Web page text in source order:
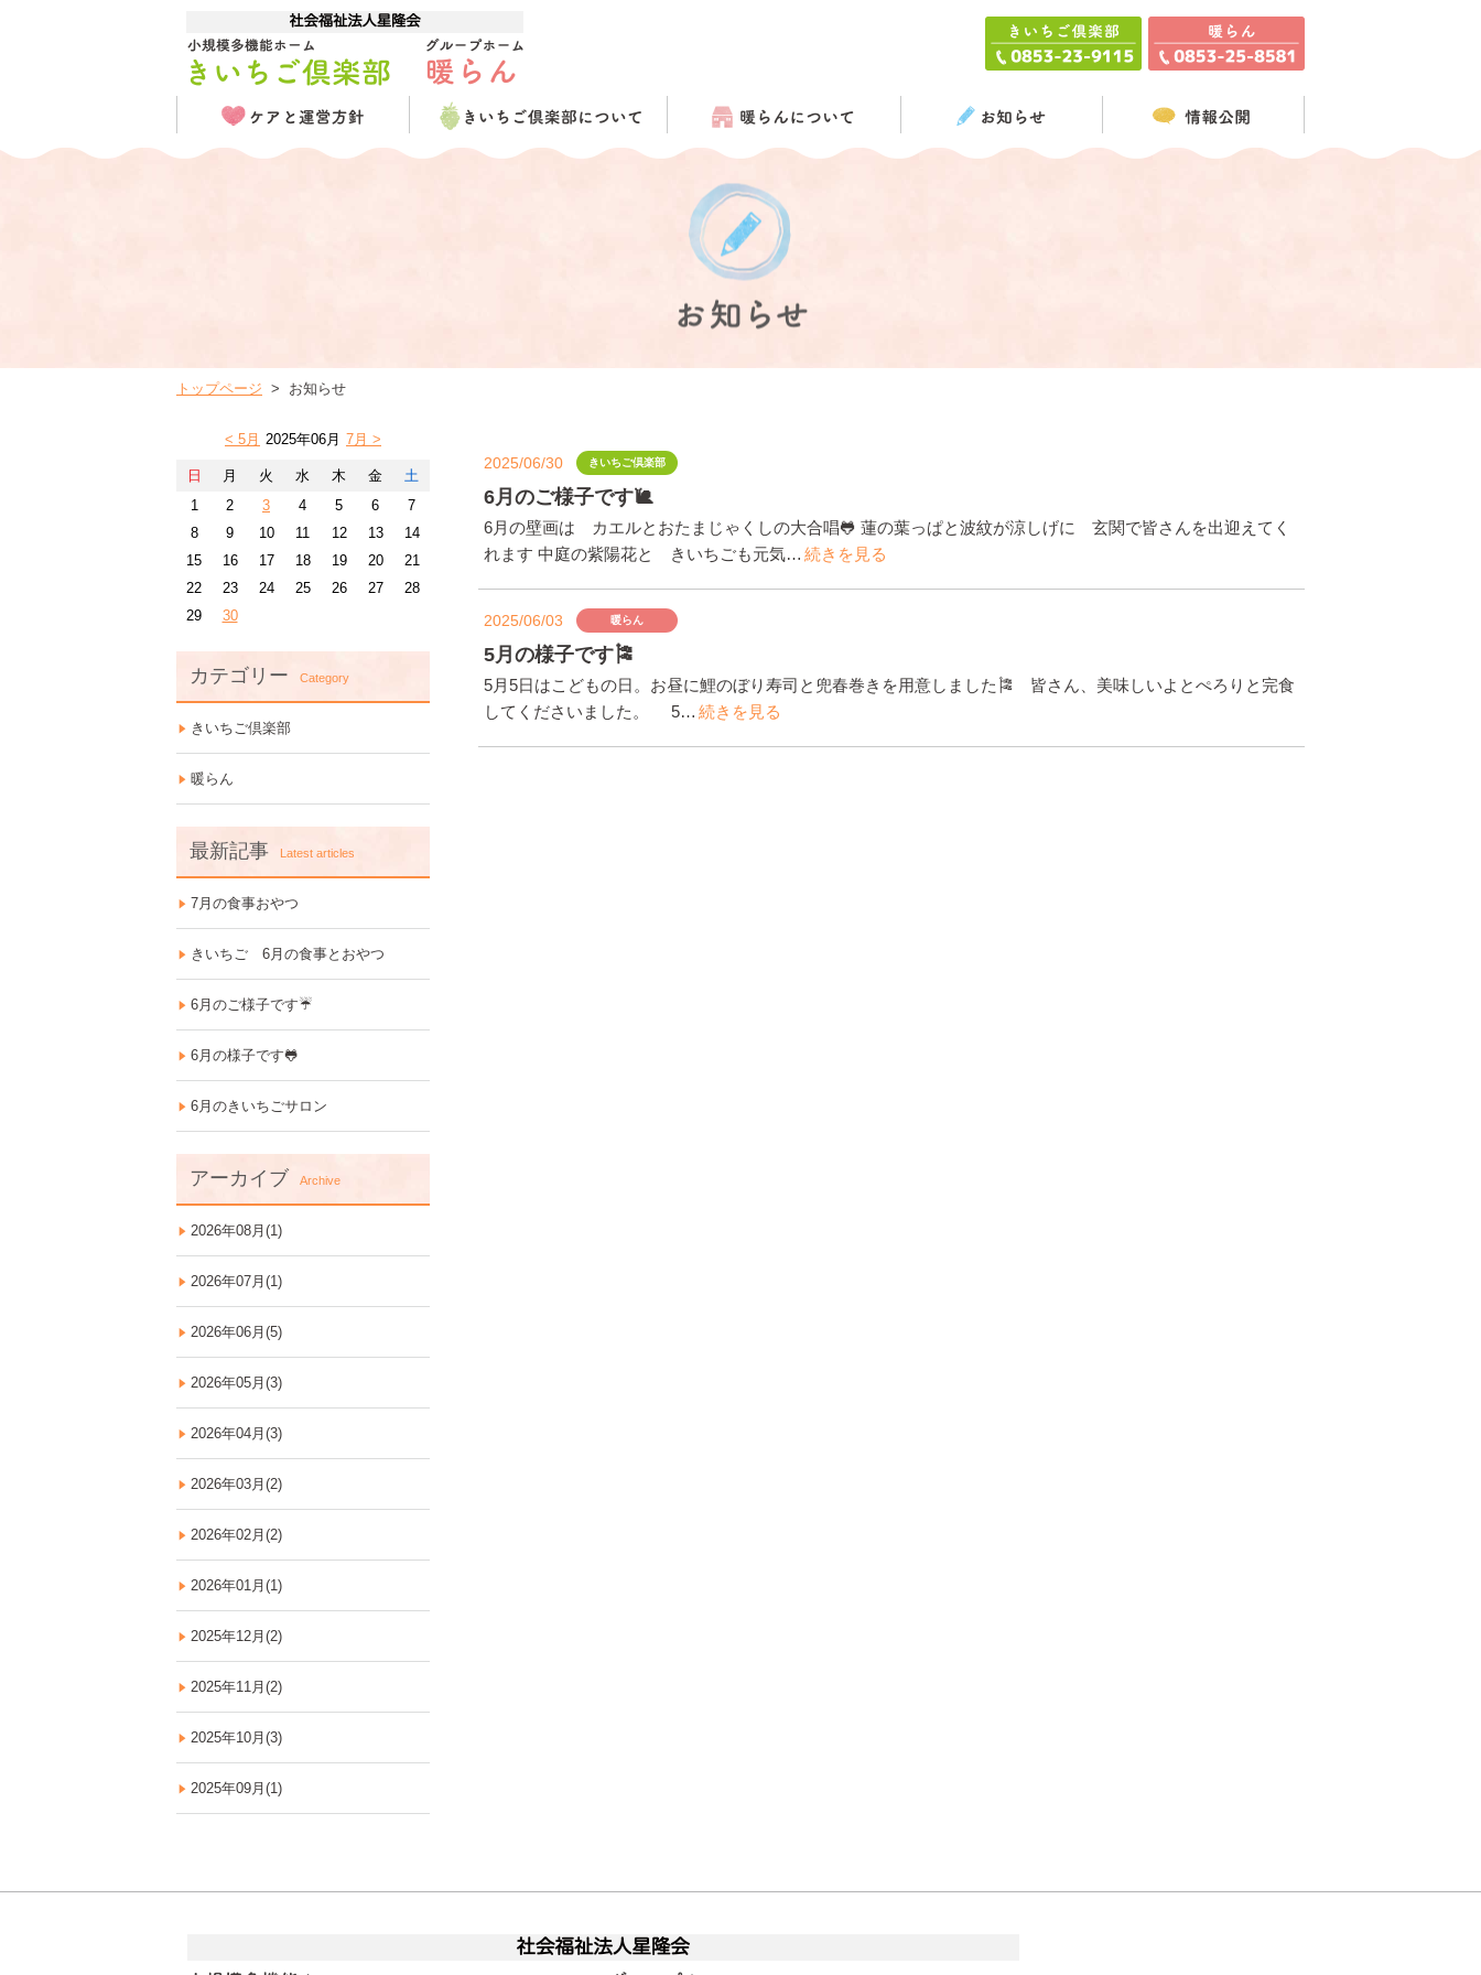
トップページ お知らせ
2025/06/30 きいちご倶楽部
6月のご様子です🐌
6月の壁画は カエルとおたまじゃくしの大合唱🐸 蓮の葉っぱと波紋が涼しげに 玄関で皆さんを出迎えてく
れます 中庭の紫陽花と きいちごも元気… 続きを見る
2025/06/03 暖らん
5月の様子です🎏
5月5日はこどもの日。お昼に鯉のぼり寿司と兜春巻きを用意しました🎏 皆さん、美味しいよとぺろりと完食
してくださいました。 5… 続きを見る
< 5月 2025年06月 7月 >
日 月 火 水 木 金
土
1
2 3 4 5 6
7
8
9 10 11 12 13
14
15
16 17 18 19 20
21
22
23 24 25 26 27
28
29
30
カテゴリー Category
きいちご倶楽部
暖らん
最新記事 Latest articles
7月の食事おやつ
きいちご 6月の食事とおやつ
6月のご様子です☔
6月の様子です🐸
6月のきいちごサロン
アーカイブ Archive
2026年08月(1)
2026年07月(1)
2026年06月(5)
2026年05月(3)
2026年04月(3)
2026年03月(2)
2026年02月(2)
2026年01月(1)
2025年12月(2)
2025年11月(2)
2025年10月(3)
2025年09月(1)